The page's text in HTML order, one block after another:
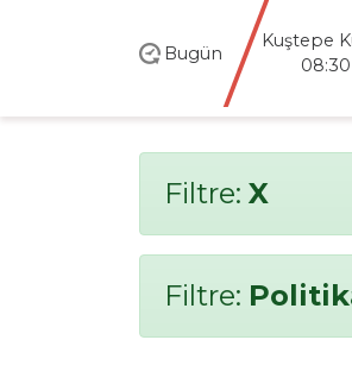
Bugün
Kuştepe
08:30
Filtre: X
Filtre: